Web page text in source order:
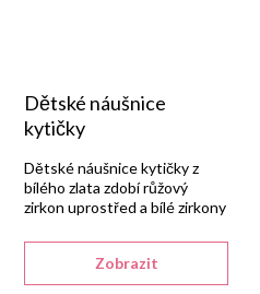
Dětské náušnice
kytičky
Zobrazit
Dětské náušnice kytičky z
bílého zlata zdobí růžový
zirkon uprostřed a bílé zirkony